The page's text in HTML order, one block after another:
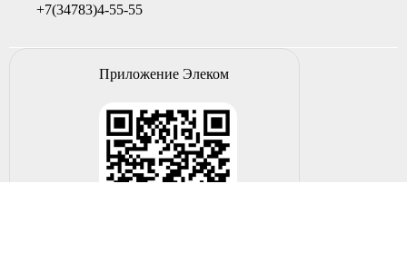
+7(34783)4-55-55
Приложение Элеком